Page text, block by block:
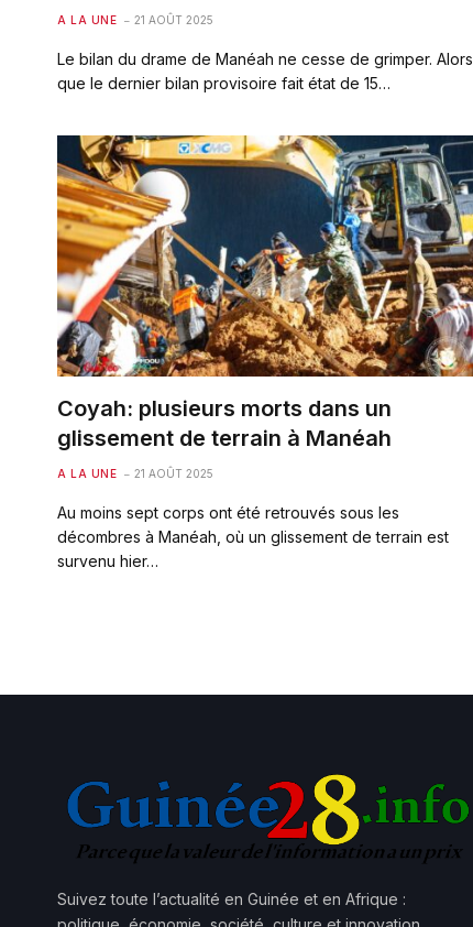
A LA UNE 21 AOÛT 2025
Le bilan du drame de Manéah ne cesse de grimper. Alors
que le dernier bilan provisoire fait état de 15…
Coyah: plusieurs morts dans un
glissement de terrain à Manéah
A LA UNE 21 AOÛT 2025
Au moins sept corps ont été retrouvés sous les
décombres à Manéah, où un glissement de terrain est
survenu hier…
Suivez toute l’actualité en Guinée et en Afrique :